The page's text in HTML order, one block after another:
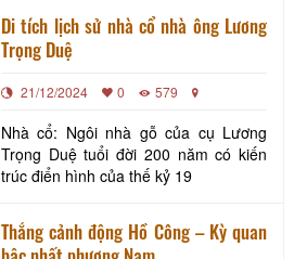
Cẩm Thủy, suối cá thần Cẩm Lương
từ lâu đã trở thành một điểm tham
quan độc đáo, hấp dẫn du khách
một kỳ quan thiên nhiên mà còn
Di tích lịch sử nhà cổ nhà ông Lương
Trọng Duệ
21/12/2024 0 579
Nhà cổ: Ngôi nhà gỗ của cụ Lương
Trọng Duệ tuổi đời 200 năm có kiến
trúc điển hình của thế kỷ 19
Thắng cảnh động Hồ Công – Kỳ quan